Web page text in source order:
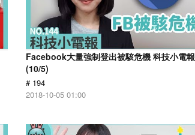
Facebook大量強制登出被駭危機 科技小電報
(10/5)
# 194
2018-10-05 01:00